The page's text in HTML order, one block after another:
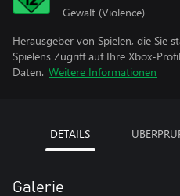
Gewalt (Violence)
Herausgeber von Spielen, die Sie
Spielens Zugriff auf Ihre Xbox-
Daten. Weitere Informationen
DETAILS
Galerie